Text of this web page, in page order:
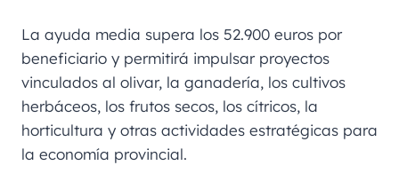
La ayuda media supera los 52.900 euros por
beneficiario y permitirá impulsar proyectos
vinculados al olivar, la ganadería, los cultivos
herbáceos, los frutos secos, los cítricos, la
horticultura y otras actividades estratégicas para
la economía provincial.